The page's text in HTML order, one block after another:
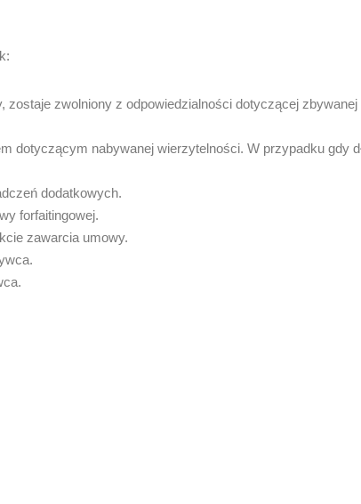
zwolniony z odpowiedzialności dotyczącej
dotyczącym nabywanej wierzytelności. W przypadku gdy
dodatkowych.
forfaitingowej.
zawarcia umowy.